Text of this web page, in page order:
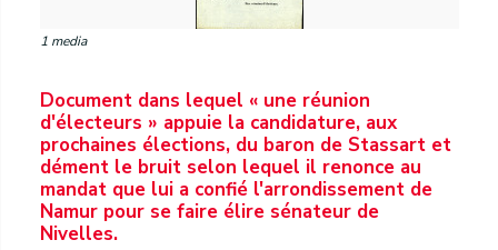
1 media
Document dans lequel « une réunion
d'électeurs » appuie la candidature, aux
prochaines élections, du baron de Stassart et
dément le bruit selon lequel il renonce au
mandat que lui a confié l'arrondissement de
Namur pour se faire élire sénateur de
Nivelles.